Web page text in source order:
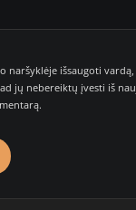
naršyklėje išsaugoti
jų nebereiktų įvesti iš